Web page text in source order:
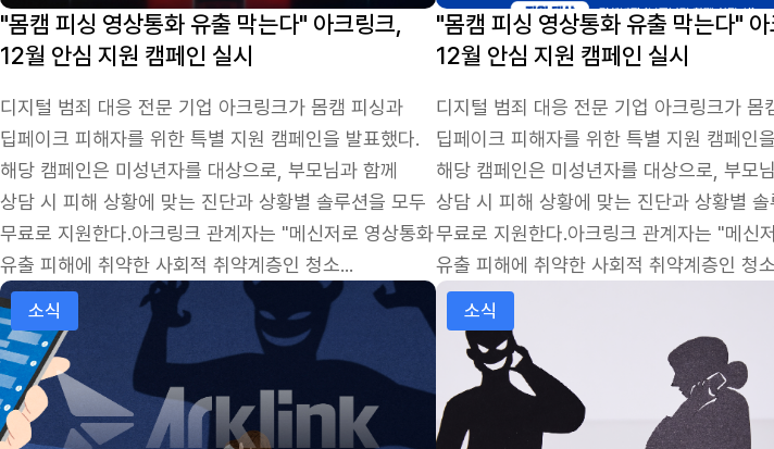
"몸캠 피싱 영상통화 유출 막는다" 아크링크,
12월 안심 지원 캠페인 실시
디지털 범죄 대응 전문 기업 아크링크가 몸캠 피싱과
딥페이크 피해자를 위한 특별 지원 캠페인을 발표했다.
해당 캠페인은 미성년자를 대상으로, 부모님과 함께
상담 시 피해 상황에 맞는 진단과 상황별 솔루션을 모두
무료로 지원한다.아크링크 관계자는 "메신저로 영상통화
유출 피해에 취약한 사회적 취약계층인 청소...
"몸캠 피싱 영상통화 유출 막는다"
12월 안심 지원 캠페인 실시
디지털 범죄 대응 전문 기업 아크링크가 몸
딥페이크 피해자를 위한 특별 지원 캠페인
해당 캠페인은 미성년자를 대상으로, 부모
상담 시 피해 상황에 맞는 진단과 상황별
무료로 지원한다.아크링크 관계자는 "메신
유출 피해에 취약한 사회적 취약계층인 청
카카오톡 이용한 몸캠피싱 급증…아크링크 "메신저 유도형 범죄 각별히 주의해야"
소식
군인·성소수자 대상 몸캠피싱 기승… 아
소식